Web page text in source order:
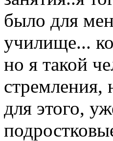
было для
училище...
но я такой
стремления,
для этого,